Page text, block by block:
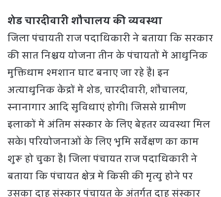
शेड चारदीवारी शौचालय की व्यवस्था
जिला पंचायती राज पदाधिकारी ने बताया कि सरकार
की सात निश्चय योजना तीन के पंचायतों में आधुनिक
मुक्तिधाम श्मशान घाट बनाए जा रहे हैं। इन
अत्याधुनिक केंद्रों में शेड, चारदीवारी, शौचालय,
स्नानागार आदि सुविधाएं होगी। जिससे ग्रामीण
इलाकों में अंतिम संस्कार के लिए बेहतर व्यवस्था मिल
सके। परियोजनाओं के लिए भूमि सर्वेक्षण का काम
शुरू हो चुका है। जिला पंचायत राज पदाधिकारी ने
बताया कि पंचायत क्षेत्र में किसी की मृत्यु होने पर
उसका दाह संस्कार पंचायत के अंतर्गत दाह संस्कार